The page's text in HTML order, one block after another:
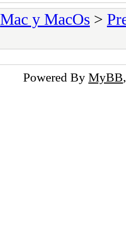
Mac y MacOs >
Powered By MyBB